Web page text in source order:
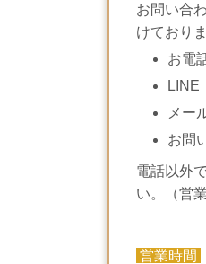
お問い合
けており
お電
LINE
メー
お問
電話以外
い。（営
営業時間